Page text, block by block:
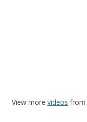
View more videos from